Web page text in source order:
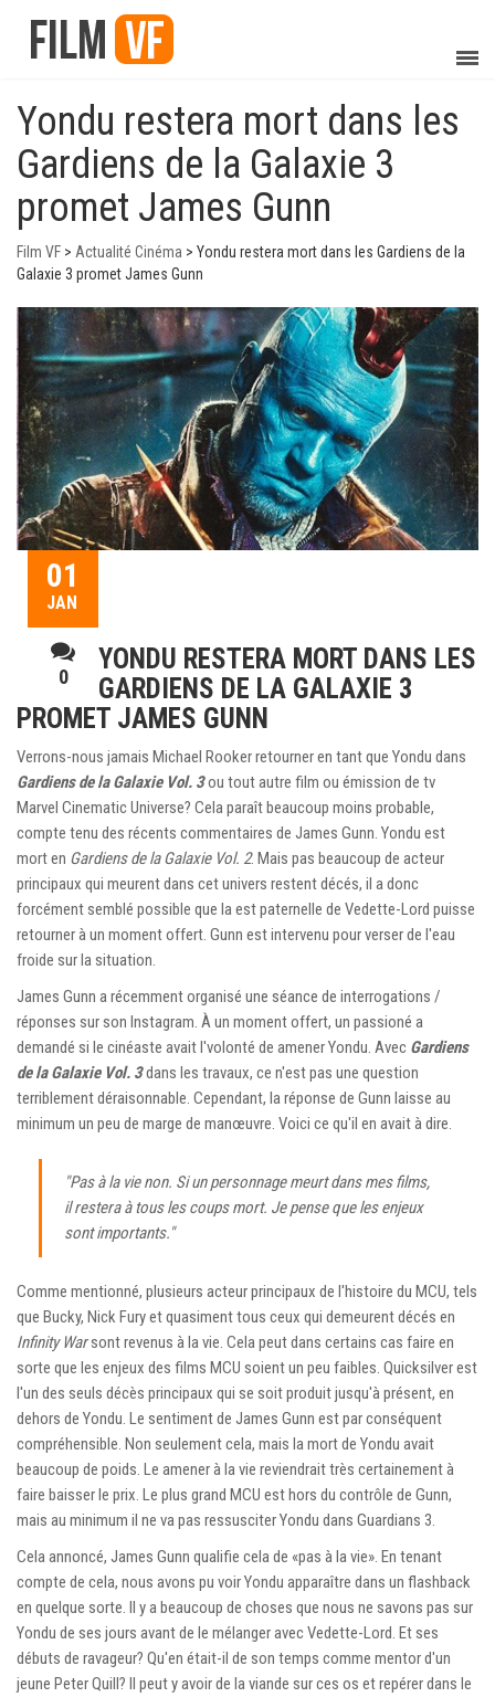
Yondu restera mort dans les
Gardiens de la Galaxie 3
promet James Gunn
Film VF > Actualité Cinéma > Yondu restera mort dans les Gardiens de la
Galaxie 3 promet James Gunn
01
JAN
0
YONDU RESTERA MORT DANS LES
GARDIENS DE LA GALAXIE 3
PROMET JAMES GUNN
Verrons-nous jamais Michael Rooker retourner en tant que Yondu dans
Gardiens de la Galaxie Vol. 3ou tout autre film ou émission de tv
Marvel Cinematic Universe? Cela paraît beaucoup moins probable,
compte tenu des récents commentaires de James Gunn. Yondu est
mort en Gardiens de la Galaxie Vol. 2. Mais pas beaucoup de acteur
principaux qui meurent dans cet univers restent décés, il a donc
forcément semblé possible que la est paternelle de Vedette-Lord puisse
retourner à un moment offert. Gunn est intervenu pour verser de l'eau
froide sur la situation.
James Gunn a récemment organisé une séance de interrogations /
réponses sur son Instagram. À un moment offert, un passioné a
demandé si le cinéaste avait l'volonté de amener Yondu. Avec Gardiens
de la Galaxie Vol. 3dans les travaux, ce n'est pas une question
terriblement déraisonnable. Cependant, la réponse de Gunn laisse au
minimum un peu de marge de manœuvre. Voici ce qu'il en avait à dire.
"Pas à la vie non. Si un personnage meurt dans mes films,
il restera à tous les coups mort. Je pense que les enjeux
sont importants."
Comme mentionné, plusieurs acteur principaux de l'histoire du MCU, tels
que Bucky, Nick Fury et quasiment tous ceux qui demeurent décés en
Infinity Warsont revenus à la vie. Cela peut dans certains cas faire en
sorte que les enjeux des films MCU soient un peu faibles. Quicksilver est
l'un des seuls décès principaux qui se soit produit jusqu'à présent, en
dehors de Yondu. Le sentiment de James Gunn est par conséquent
compréhensible. Non seulement cela, mais la mort de Yondu avait
beaucoup de poids. Le amener à la vie reviendrait très certainement à
faire baisser le prix. Le plus grand MCU est hors du contrôle de Gunn,
mais au minimum il ne va pas ressusciter Yondu dans Guardians 3.
Cela annoncé, James Gunn qualifie cela de «pas à la vie». En tenant
compte de cela, nous avons pu voir Yondu apparaître dans un flashback
en quelque sorte. Il y a beaucoup de choses que nous ne savons pas sur
Yondu de ses jours avant de le mélanger avec Vedette-Lord. Et ses
débuts de ravageur? Qu'en était-il de son temps comme mentor d'un
jeune Peter Quill? Il peut y avoir de la viande sur ces os et repérer dans le